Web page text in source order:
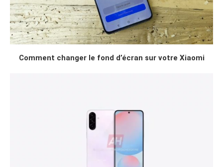
Comment changer le fond d’écran sur votre Xiaomi